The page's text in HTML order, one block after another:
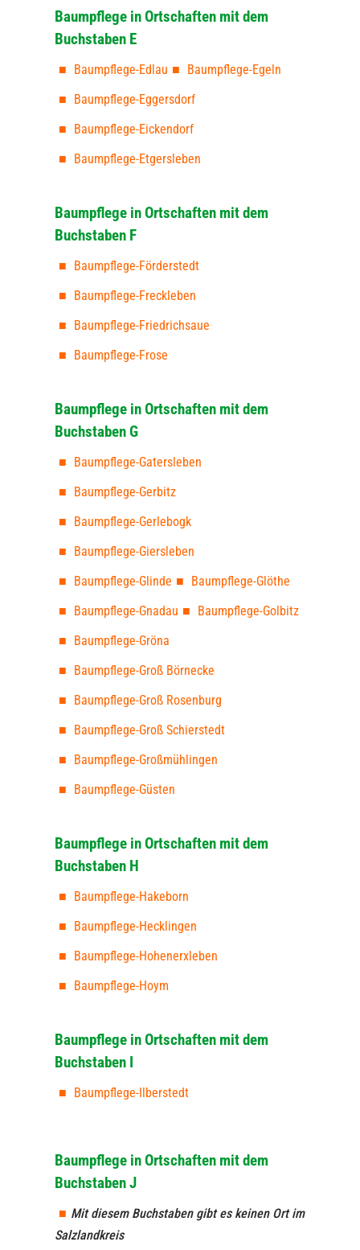
Baumpflege in Ortschaften mit dem
Buchstaben E
Baumpflege-Edlau
Baumpflege-Egeln
Baumpflege-Eggersdorf
Baumpflege-Eickendorf
Baumpflege-Etgersleben
Baumpflege in Ortschaften mit dem
Buchstaben F
Baumpflege-Förderstedt
Baumpflege-Freckleben
Baumpflege-Friedrichsaue
Baumpflege-Frose
Baumpflege in Ortschaften mit dem
Buchstaben G
Baumpflege-Gatersleben
Baumpflege-Gerbitz
Baumpflege-Gerlebogk
Baumpflege-Giersleben
Baumpflege-Glinde
Baumpflege-Glöthe
Baumpflege-Gnadau
Baumpflege-Golbitz
Baumpflege-Gröna
Baumpflege-Groß Börnecke
Baumpflege-Groß Rosenburg
Baumpflege-Groß Schierstedt
Baumpflege-Großmühlingen
Baumpflege-Güsten
Baumpflege in Ortschaften mit dem
Buchstaben H
Baumpflege-Hakeborn
Baumpflege-Hecklingen
Baumpflege-Hohenerxleben
Baumpflege-Hoym
Baumpflege in Ortschaften mit dem
Buchstaben I
Baumpflege-Ilberstedt
Baumpflege in Ortschaften mit dem
Buchstaben J
Mit diesem Buchstaben gibt es keinen Ort im
Salzlandkreis